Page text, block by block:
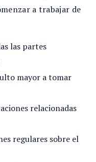
a trabajar de
las partes
mayor a tomar
relacionadas
regulares sobre el